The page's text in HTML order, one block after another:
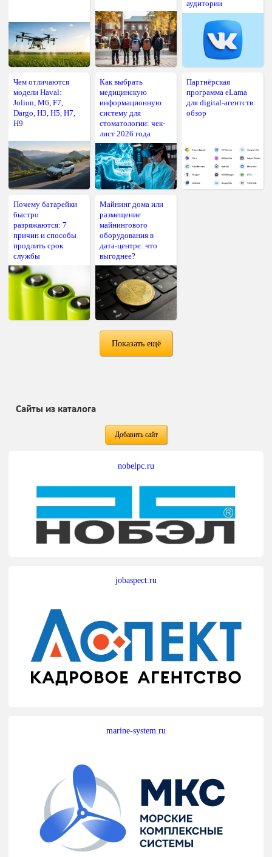
аудитории
Чем отличаются
модели Haval:
Jolion, M6, F7,
Dargo, H3, H5, H7,
H9
Как выбрать
медицинскую
информационную
систему для
стоматологии: чек-
лист 2026 года
Партнёрская
программа eLama
для digital-агентств:
обзор
Почему батарейки
быстро
разряжаются: 7
причин и способы
продлить срок
службы
Майнинг дома или
размещение
майнингового
оборудования в
дата-центре: что
выгоднее?
Показать ещё
Сайты из каталога
Добавить сайт
nobelpc.ru
jobaspect.ru
marine-system.ru